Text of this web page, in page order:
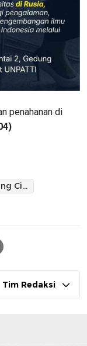
penahanan di
Undang-Undang Cipta Kerja
Tim Redaksi